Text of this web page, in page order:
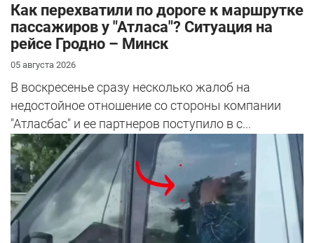
Как перехватили по дороге к маршрутке
пассажиров у "Атласа"? Ситуация на
рейсе Гродно – Минск
05 августа 2026
В воскресенье сразу несколько жалоб на
недостойное отношение со стороны компании
"Атласбас" и ее партнеров поступило в с...